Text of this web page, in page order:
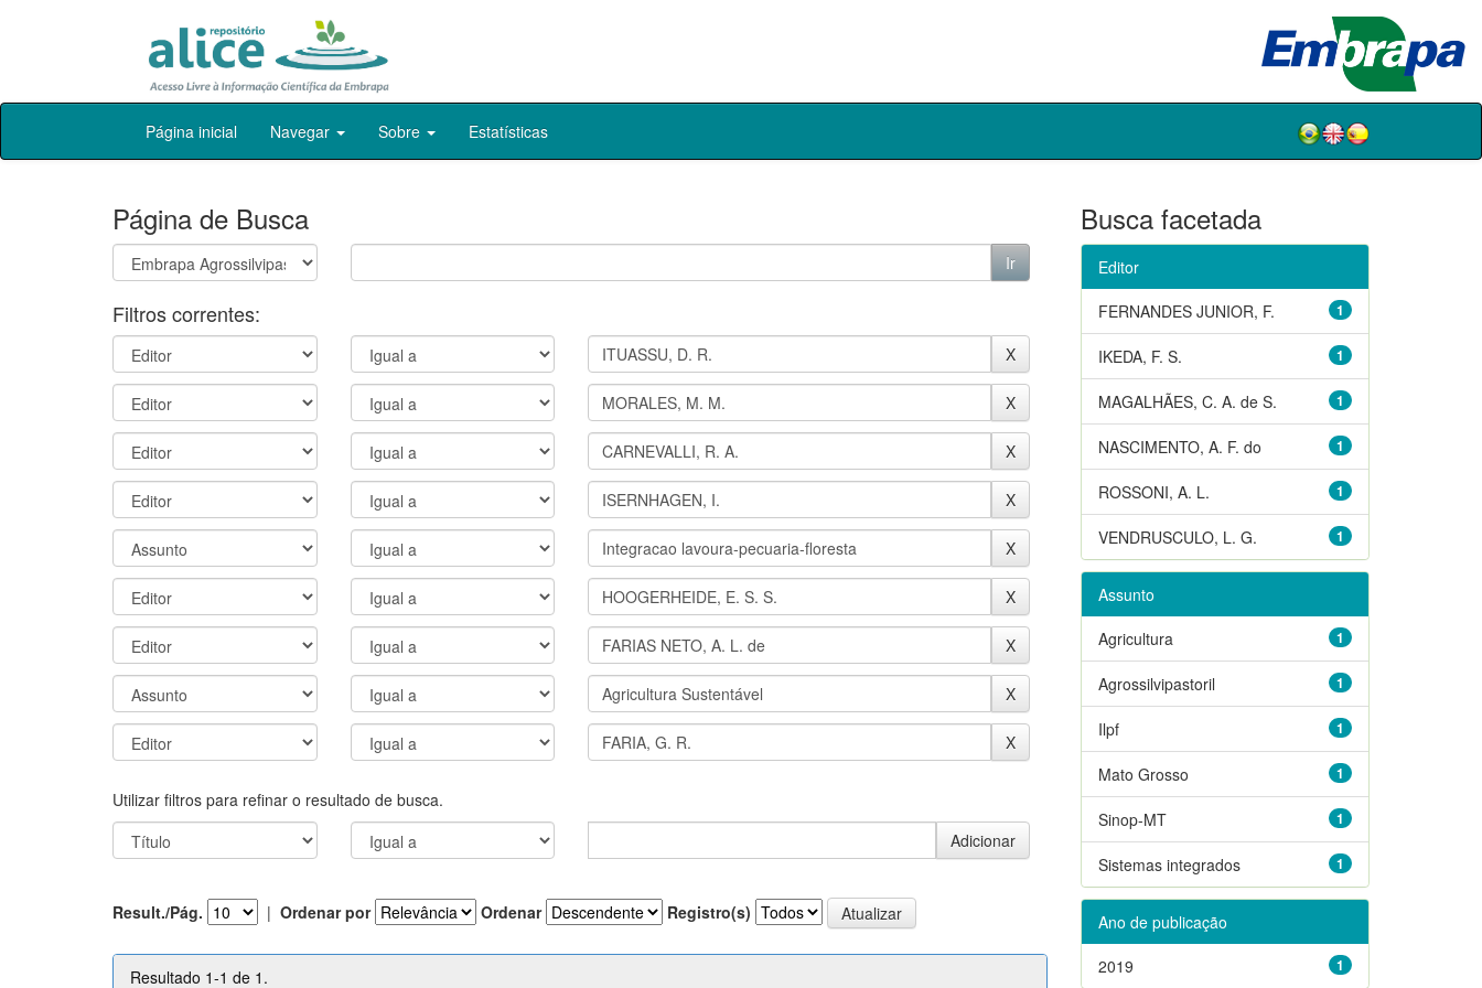
Skip
Página inicial Navegar Sobre Estatísticas
Página de Busca
Filtros correntes:
Utilizar filtros para refinar o resultado de busca.
Result./Pág. | Ordenar por Ordenar Registro(s)
Resultado 1-1 de 1.
Busca facetada
Editor
1
FERNANDES JUNIOR, F.
1
IKEDA, F. S.
1
MAGALHÃES, C. A. de S.
1
NASCIMENTO, A. F. do
1
ROSSONI, A. L.
1
VENDRUSCULO, L. G.
Assunto
1
Agricultura
1
Agrossilvipastoril
1
Ilpf
1
Mato Grosso
1
Sinop-MT
1
Sistemas integrados
Ano de publicação
1
2019